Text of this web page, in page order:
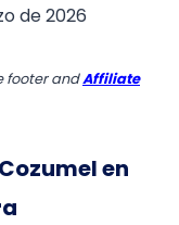
de 2026
footer andAffiliate
en